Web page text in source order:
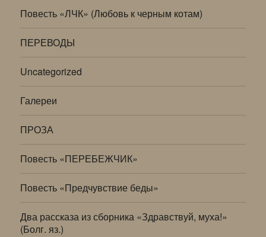
Повесть «ЛЧК» (Любовь к черным котам)
ПЕРЕВОДЫ
Uncategorized
Галереи
ПРОЗА
Повесть «ПЕРЕБЕЖЧИК»
Повесть «Предчувствие беды»
Два рассказа из сборника «Здравствуй, муха!»
(Болг. яз.)